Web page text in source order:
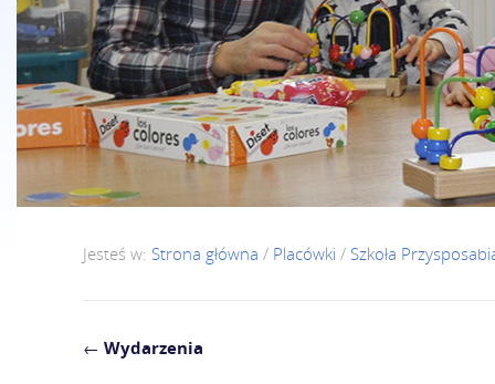
Jesteś w: Strona główna / Placówki / Szkoła
← Wydarzenia